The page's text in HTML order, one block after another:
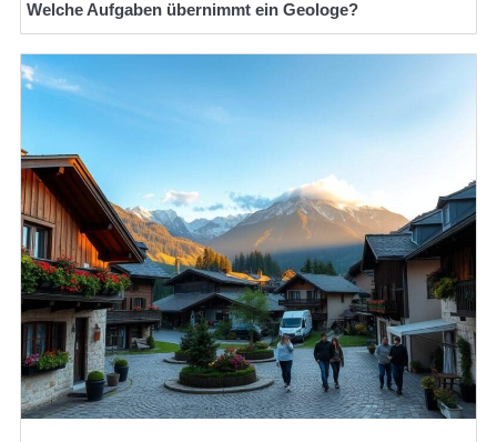
Welche Aufgaben übernimmt ein Geologe?